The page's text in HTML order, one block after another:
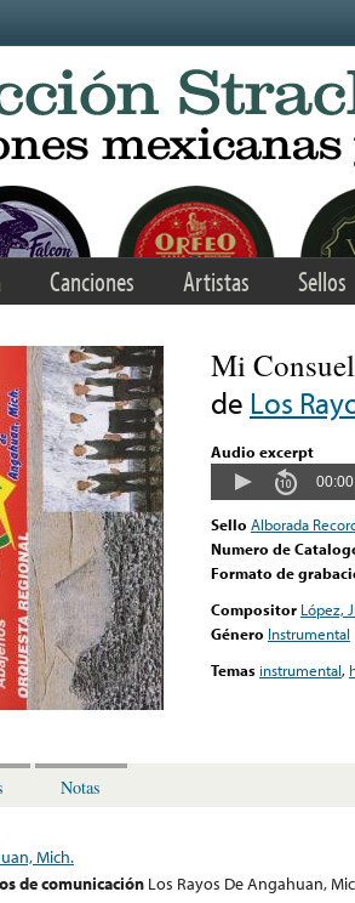
Canciones Artistas Sellos
Mi
de Los
Audio excerpt
00:00
Sello Alborada
Numero de
Formato de
Compositor López,
Género Instrumental
Temas instrumental,
Notas
Mich.
de comunicación Los Rayos De Angahuan,